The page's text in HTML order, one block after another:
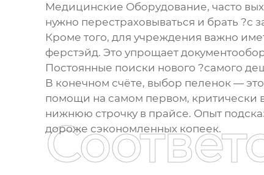
Медицинские Оборудование, часто
нужно перестраховываться и брать ?с
Кроме того, для учреждения важно
ферстэйд. Это упрощает
Постоянные поиски нового ?самого
В конечном счёте, выбор пеленок —
помощи на самом первом, критически
нижнюю строчку в прайсе. Опыт
дороже сэкономленных копеек.